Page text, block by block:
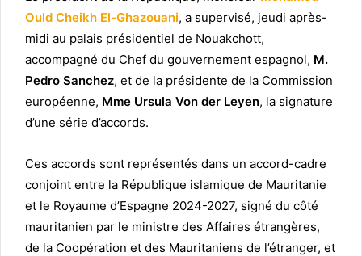
Ould Cheikh El-Ghazouani, a supervisé, jeudi après-
midi au palais présidentiel de Nouakchott,
accompagné du Chef du gouvernement espagnol, M.
Pedro Sanchez, et de la présidente de la Commission
européenne, Mme Ursula Von der Leyen, la signature
d’une série d’accords.
Ces accords sont représentés dans un accord-cadre
conjoint entre la République islamique de Mauritanie
et le Royaume d’Espagne 2024-2027, signé du côté
mauritanien par le ministre des Affaires étrangères,
de la Coopération et des Mauritaniens de l’étranger, et